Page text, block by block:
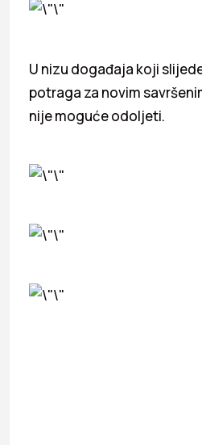
U nizu događaja koji
potraga za novim
nije moguće odoljeti.